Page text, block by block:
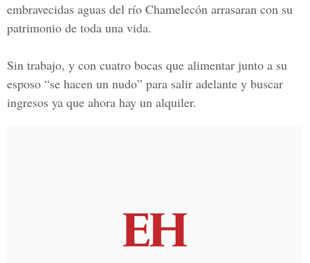
embravecidas aguas del río Chamelecón arrasaran con su
patrimonio de toda una vida.
Sin trabajo, y con cuatro bocas que alimentar junto a su
esposo “se hacen un nudo” para salir adelante y buscar
ingresos ya que ahora hay un alquiler.